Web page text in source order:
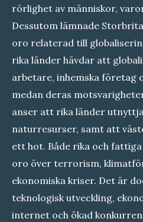
rörlighet av människor,
Dessutom lämnade
oro relaterad till
rika länder hävdar att
arbetare, inhemska företag
medan deras
anser att rika länder
naturresurser, samt att
ett hot. Både rika och
oro över terrorism,
ekonomiska kriser. Det är
teknologisk utveckling,
internet och ökad